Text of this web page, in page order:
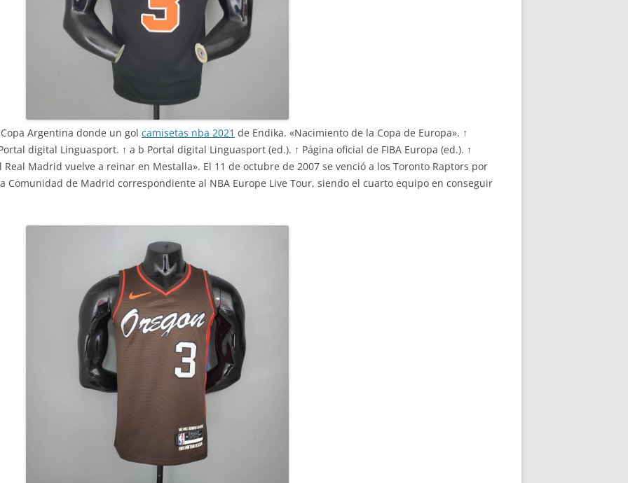
Argentina donde un gol camisetas nba 2021 de Endika. «Nacimiento de la Copa de Europa». ↑
digital Linguasport. ↑ a b Portal digital Linguasport (ed.). ↑ Página oficial de FIBA Europa (ed.). ↑
Real Madrid vuelve a reinar en Mestalla». El 11 de octubre de 2007 se venció a los Toronto Raptors por
Comunidad de Madrid correspondiente al NBA Europe Live Tour, siendo el cuarto equipo en conseguir